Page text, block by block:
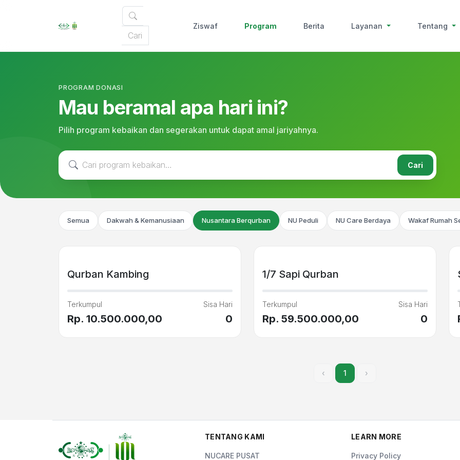
Ziswaf Program Berita Layanan Tentang
PROGRAM DONASI
Mau beramal apa hari ini?
Pilih program kebaikan dan segerakan untuk dapat amal jariyahnya.
Cari
Semua Dakwah & Kemanusiaan Nusantara Berqurban NU Peduli NU Care Berdaya Wakaf Rumah
Qurban Kambing
Terkumpul
Rp. 10.500.000,00
Sisa Hari
0
1/7 Sapi Qurban
Terkumpul
Rp. 59.500.000,00
Sisa Hari
0
‹ 1 ›
TENTANG KAMI
NUCARE PUSAT
LEARN MORE
Privacy Policy